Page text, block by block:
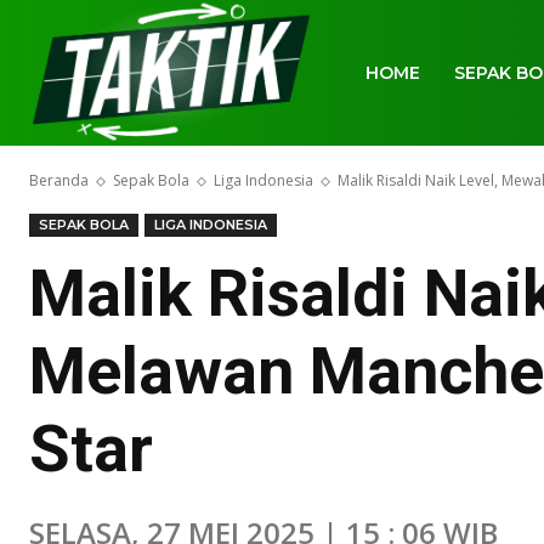
HOME SEPAK
Beranda Sepak Bola Liga Indonesia Malik Risaldi Naik Level,
SEPAK BOLA LIGA INDONESIA
Malik Risaldi
Melawan
Star
SELASA, 27 MEI 2025 | 15 : 06 WIB